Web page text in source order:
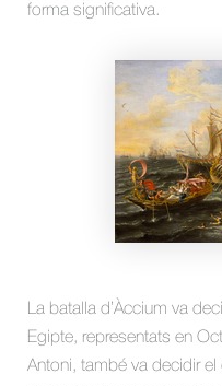
forma significativa.
La batalla d’Àccium va
Egipte, representats en
Antoni, també va decidir